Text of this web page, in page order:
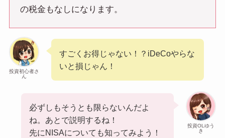
の税金もなしになります。
投資初心者さ
ん
すごくお得じゃない！？iDeCoやらな
いと損じゃん！
投資OLゆう
き
必ずしもそうとも限らないんだよ
ね。あとで説明するね！
先にNISAについても知ってみよう！